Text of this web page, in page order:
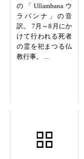
の「Ullambanaウ
ラバンナ」の音
訳。 7月～8月にか
けて行われる死者
の霊を祀まつる仏
教行事。 ...